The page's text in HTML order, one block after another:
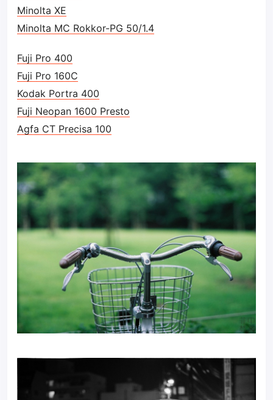
Minolta XE
Minolta MC Rokkor-PG 50/1.4
Fuji Pro 400
Fuji Pro 160C
Kodak Portra 400
Fuji Neopan 1600 Presto
Agfa CT Precisa 100